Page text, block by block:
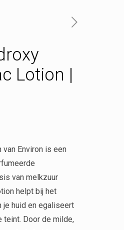
Lotion |
van Environ is een
van melkzuur
helpt bij het
je huid en egaliseert
Door de milde,